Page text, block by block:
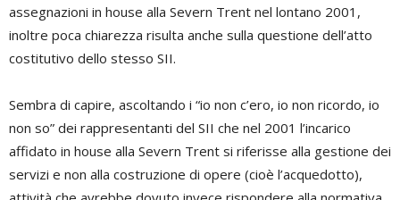
assegnazioni in house alla Severn Trent nel lontano 2001,
inoltre poca chiarezza risulta anche sulla questione dell’atto
costitutivo dello stesso SII.
Sembra di capire, ascoltando i “io non c’ero, io non ricordo, io
non so” dei rappresentanti del SII che nel 2001 l’incarico
affidato in house alla Severn Trent si riferisse alla gestione dei
servizi e non alla costruzione di opere (cioè l’acquedotto),